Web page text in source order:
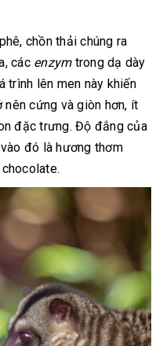
chồn thải chúng ra
các enzymtrong dạ dày
trình lên men này khiến
cứng và giòn hơn, ít
đặc trưng. Độ đắng của
đó là hương thơm